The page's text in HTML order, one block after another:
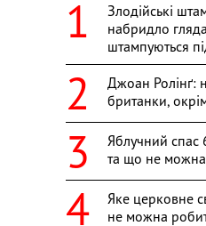
Злодійські
набридло
штампуються
Джоан Ролінґ:
британки,
Яблучний спас
та що не
Яке церковне
не можна